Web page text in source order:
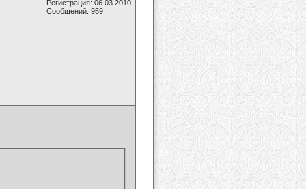
Регистрация: 06.03.2010
Сообщений: 959